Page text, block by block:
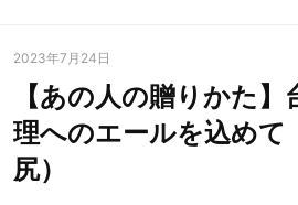
2023年7月24日
【あの人の贈りかた
理へのエールを込めて
尻）